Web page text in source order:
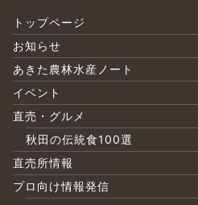
トップページ
お知らせ
あきた農林水産ノート
イベント
直売・グルメ
秋田の伝統食100選
直売所情報
プロ向け情報発信